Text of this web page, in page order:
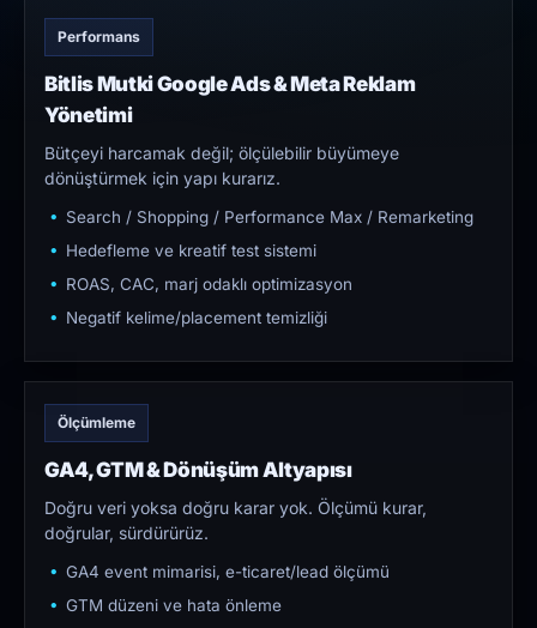
Performans
Bitlis Mutki Google Ads & Meta Reklam
Yönetimi
Bütçeyi harcamak değil; ölçülebilir büyümeye
dönüştürmek için yapı kurarız.
Search / Shopping / Performance Max / Remarketing
Hedefleme ve kreatif test sistemi
ROAS, CAC, marj odaklı optimizasyon
Negatif kelime/placement temizliği
Ölçümleme
GA4, GTM & Dönüşüm Altyapısı
Doğru veri yoksa doğru karar yok. Ölçümü kurar,
doğrular, sürdürürüz.
GA4 event mimarisi, e-ticaret/lead ölçümü
GTM düzeni ve hata önleme